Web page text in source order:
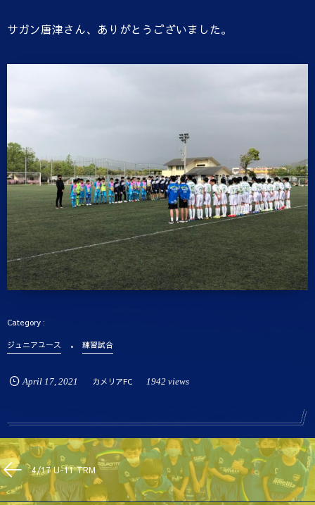
サガン唐津さん、ありがとうございました。
ジュニアユース 練習試合
April 17, 2021 カメリアFC 1942 views
4/17 U-11 TRM